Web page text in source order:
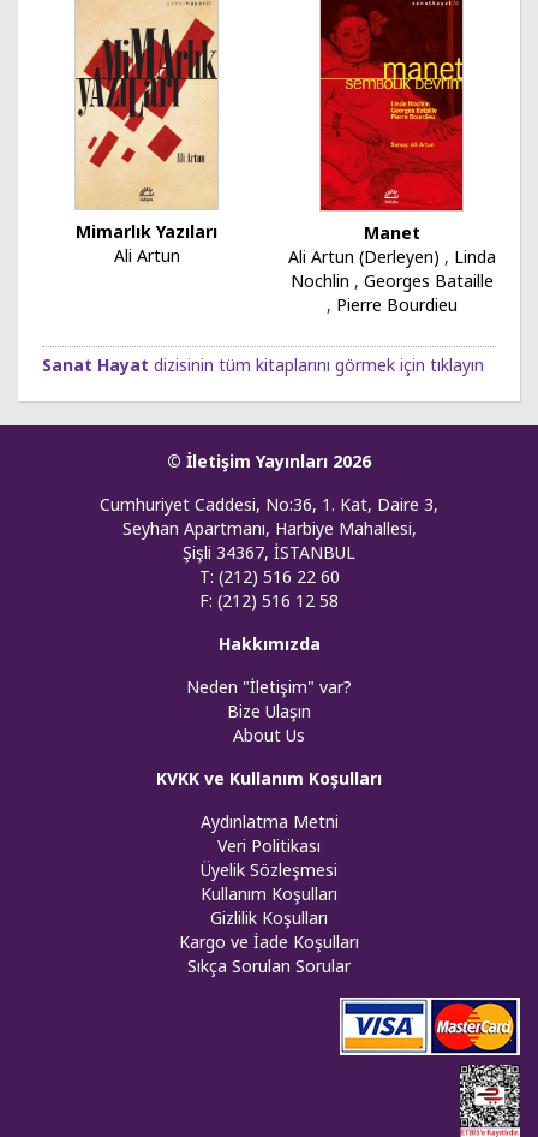
Mimarlık Yazıları
Ali Artun
Manet
Ali Artun (Derleyen) , Linda
Nochlin , Georges Bataille
, Pierre Bourdieu
Sanat Hayat dizisinin tüm kitaplarını görmek için tıklayın
© İletişim Yayınları 2026
Cumhuriyet Caddesi, No:36, 1. Kat, Daire 3,
Seyhan Apartmanı, Harbiye Mahallesi,
Şişli 34367, İSTANBUL
T: (212) 516 22 60
F: (212) 516 12 58
Hakkımızda
Neden "İletişim" var?
Bize Ulaşın
About Us
KVKK ve Kullanım Koşulları
Aydınlatma Metni
Veri Politikası
Üyelik Sözleşmesi
Kullanım Koşulları
Gizlilik Koşulları
Kargo ve İade Koşulları
Sıkça Sorulan Sorular